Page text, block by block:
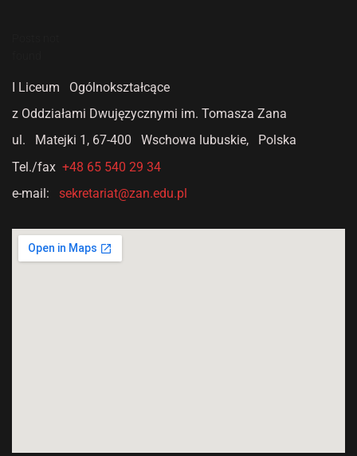
I Liceum Ogólnokształcące
z Oddziałami Dwujęzycznymi im. Tomasza Zana
ul. Matejki 1, 67-400 Wschowa lubuskie, Polska
Tel./fax +48 65 540 29 34
e-mail: sekretariat@zan.edu.pl